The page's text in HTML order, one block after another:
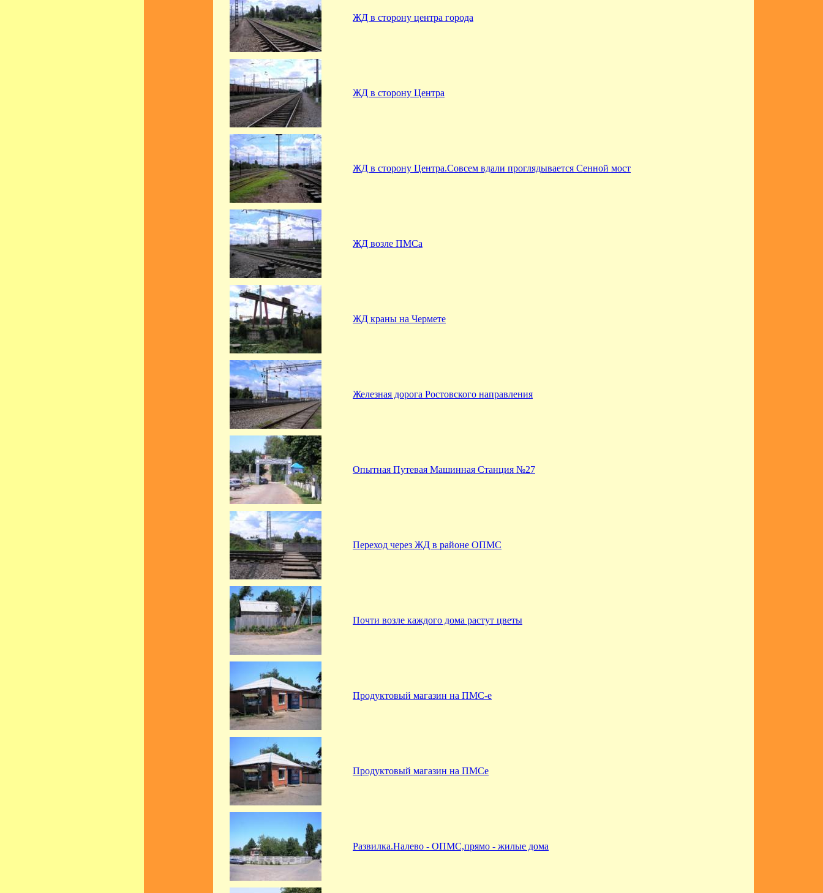
ЖД в сторону центра города
ЖД в сторону Центра
ЖД в сторону Центра.Совсем вдали проглядывается Сенной мост
ЖД возле ПМСа
ЖД краны на Чермете
Железная дорога Ростовского направления
Опытная Путевая Машинная Станция №27
Переход через ЖД в районе ОПМС
Почти возле каждого дома растут цветы
Продуктовый магазин на ПМС-е
Продуктовый магазин на ПМСе
Развилка.Налево - ОПМС,прямо - жилые дома